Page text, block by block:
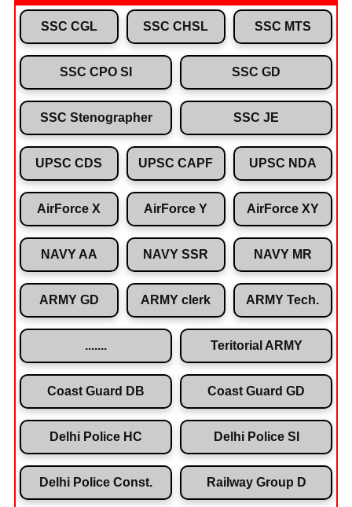
SSC CGL SSC CHSL SSC MTS
SSC CPO SI SSC GD
SSC Stenographer SSC JE
UPSC CDS UPSC CAPF UPSC NDA
AirForce X AirForce Y AirForce XY
NAVY AA NAVY SSR NAVY MR
ARMY GD ARMY clerk ARMY Tech.
Teritorial ARMY
Coast Guard DB Coast Guard GD
Delhi Police HC Delhi Police SI
Delhi Police Const. Railway Group D